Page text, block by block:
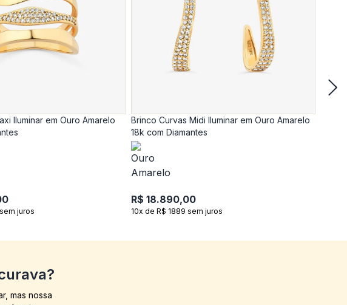
Iluminar em Ouro Amarelo
juros
Brinco Curvas Midi Iluminar em Ouro Amarelo
18k com Diamantes
R$ 18.890,00
10x de R$ 1889 sem juros
mas nossa